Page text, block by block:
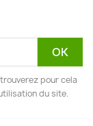
pour cela
du site.